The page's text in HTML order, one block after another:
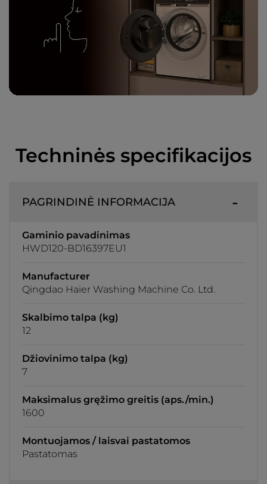
Techninės specifikacijos
PAGRINDINĖ INFORMACIJA
Gaminio pavadinimas
HWD120-BD16397EU1
Manufacturer
Qingdao Haier Washing Machine Co. Ltd.
Skalbimo talpa (kg)
12
Džiovinimo talpa (kg)
7
Maksimalus gręžimo greitis (aps./min.)
1600
Montuojamos / laisvai pastatomos
Pastatomas